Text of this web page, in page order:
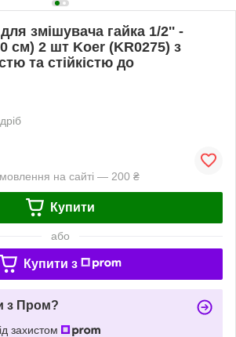
змішувача гайка 1/2'' -
см) 2 шт Koer (KR0275) з
та стійкістю до
на сайті — 200 ₴
Купити
або
Купити з
з Пром?
захистом